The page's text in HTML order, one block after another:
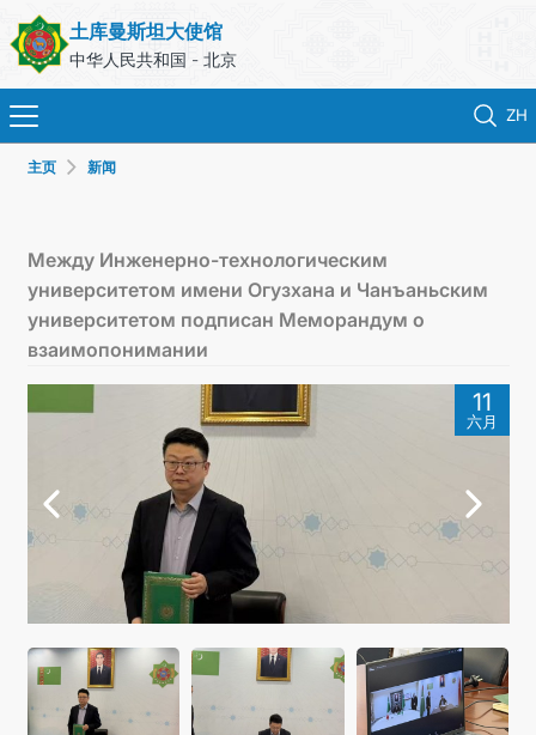
土库曼斯坦大使馆
中华人民共和国 - 北京
ZH
土库曼斯坦
外交部
联系我们
主页 新闻
Между Инженерно-технологическим
университетом имени Огузхана и Чанъаньским
университетом подписан Меморандум о
взаимопонимании
11
六月